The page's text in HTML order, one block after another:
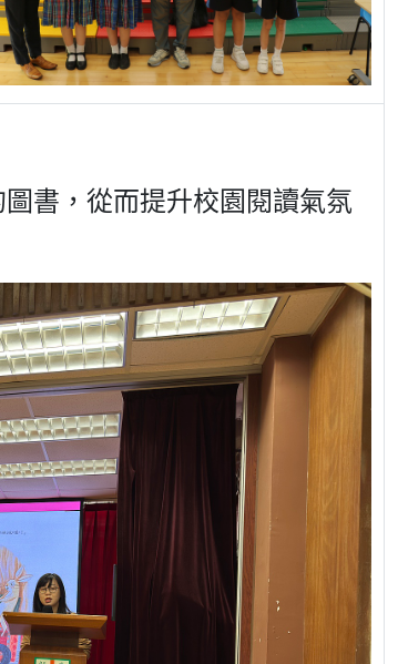
書，從而提升校園閱讀氣氛